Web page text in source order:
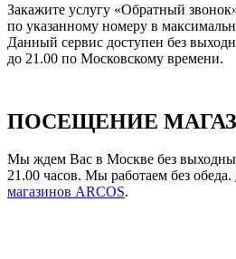
Закажите услугу «Обратный
по указанному номеру в
Данный сервис доступен без
до 21.00 по Московскому времени.
ПОСЕЩЕНИЕ
Мы ждем Вас в Москве без
21.00 часов. Мы работаем без обеда.
магазинов ARCOS.